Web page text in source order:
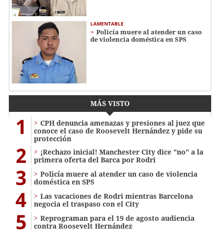
LAMENTABLE
Policía muere al atender un caso
de violencia doméstica en SPS
MÁS VISTO
1
CPH denuncia amenazas y presiones al juez que
conoce el caso de Roosevelt Hernández y pide su
protección
2
¡Rechazo inicial! Manchester City dice "no" a la
primera oferta del Barca por Rodri
3
Policía muere al atender un caso de violencia
doméstica en SPS
4
Las vacaciones de Rodri mientras Barcelona
negocia el traspaso con el City
5
Reprograman para el 19 de agosto audiencia
contra Roosevelt Hernández